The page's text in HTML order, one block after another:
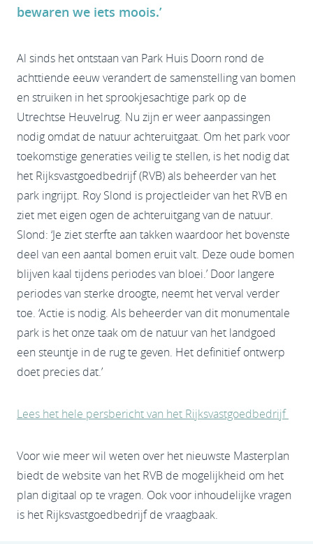
bewaren we iets moois.’
Al sinds het ontstaan van Park Huis Doorn rond de
achttiende eeuw verandert de samenstelling van bomen
en struiken in het sprookjesachtige park op de
Utrechtse Heuvelrug. Nu zijn er weer aanpassingen
nodig omdat de natuur achteruitgaat. Om het park voor
toekomstige generaties veilig te stellen, is het nodig dat
het Rijksvastgoedbedrijf (RVB) als beheerder van het
park ingrijpt. Roy Slond is projectleider van het RVB en
ziet met eigen ogen de achteruitgang van de natuur.
Slond: ‘Je ziet sterfte aan takken waardoor het bovenste
deel van een aantal bomen eruit valt. Deze oude bomen
blijven kaal tijdens periodes van bloei.’ Door langere
periodes van sterke droogte, neemt het verval verder
toe. ‘Actie is nodig. Als beheerder van dit monumentale
park is het onze taak om de natuur van het landgoed
een steuntje in de rug te geven. Het definitief ontwerp
doet precies dat.’
Lees het hele persbericht van het Rijksvastgoedbedrijf
Voor wie meer wil weten over het nieuwste Masterplan
biedt de website van het RVB de mogelijkheid om het
plan digitaal op te vragen. Ook voor inhoudelijke vragen
is het Rijksvastgoedbedrijf de vraagbaak.